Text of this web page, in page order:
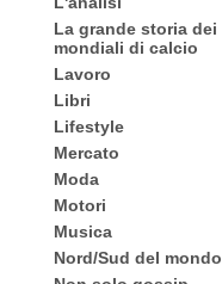
La grande storia dei
mondiali di calcio
Lavoro
Libri
Lifestyle
Mercato
Moda
Motori
Musica
Nord/Sud del mondo